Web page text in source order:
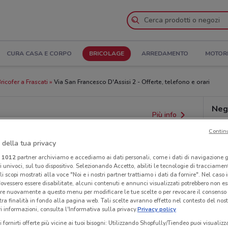
CURA CASA E CORPO BRICOLAGE ARREDAMENTO MOTORI
a Frascati Via San Francesco D'Assisi 2 - Offerte, telefono e orari
Più info
della tua privacy
1012partner archiviamo e accediamo ai dati personali, come i dati di navigazione
sul tuo dispositivo. Selezionando Accetto, abiliti le tecnologie di
scopi mostrati alla voce "Noi e i nostri partner trattiamo i dati da fornire". Nel caso
essere disabilitate, alcuni contenuti e annunci visualizzati potrebbero non
nuovamente a questo menu per modificare le tue scelte o per revocare il
finalità in fondo alla pagina web. Tali scelte avranno effetto nel contesto del
informazioni, consulta l'Informativa sulla privacy.Privacy policy
fornirti offerte più vicine ai tuoi bisogni: Utilizzando Shopfully/Tiendeo puoi